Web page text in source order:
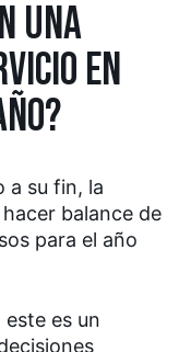
UNA
EN
a su fin, la
balance de
para el año
es un